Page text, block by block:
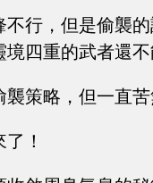
不行，但是偷襲
境四重的武者還
襲策略，但一直
！